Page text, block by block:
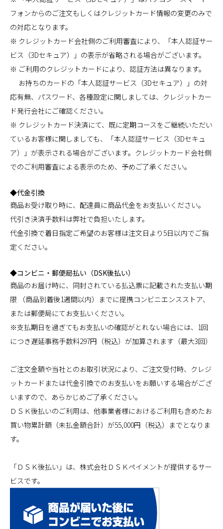
フォンからのご注文もしくはクレジットカード情報の変更のみで
の対応となります。
※ クレジットカード会社側のご利用審査により、「本人認証サー
ビス（3Dセキュア）」の表示が省略される場合がございます。
※ ご利用のクレジットカードにより、認証方法は異なります。
お持ちのカードの「本人認証サービス（3Dセキュア）」の対
応有無、パスワード、各種設定に関しましては、クレジットカー
ド発行会社にご確認ください。
※ クレジットカード決済にて、既に定期コースをご継続いただい
ているお客様に関しましても、「本人認証サービス（3Dセキュ
ア）」が表示される場合がございます。クレジットカード会社側
でのご利用審査による表示のため、予めご了承ください。
◆代金引換
商品お受け取り時に、配達員に商品代金をお支払いください。
代引き決済手数料は弊社で負担いたします。
代金引換で着日指定ご希望のお客様は注文日より5日以内でご指
定ください。
◆コンビニ・郵便局払い（DSK後払い）
商品のお届け時に、同封されている払込票に記載された支払い期
限 （商品到着後1週間以内）までに提携コンビニエンスストア、
または郵便局にてお支払いください。
※支払期日を過ぎてもお支払いの確認がとれない場合には、1回
につき遅延事務手数料297円（税込）が加算されます（最大3回）
ご注文金額や当社とのお取引状況により、ご注文受付時、クレジ
ットカードまたは代金引換でのお支払いをお願いする場合がござ
いますので、あらかじめご了承ください。
ＤＳＫ後払いのご利用は、他事業者様におけるご利用も含めたお
買い物累計額（未払金額合計）が55,000円（税込）までとなりま
す。
「ＤＳＫ後払い」は、株式会社ＤＳＫペイメントが提供するサー
ビスです。